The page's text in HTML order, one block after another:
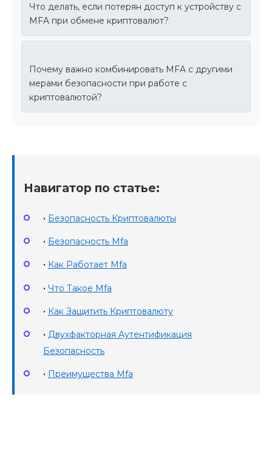
Что делать, если потерян доступ к устройству с
MFA при обмене криптовалют?
Почему важно комбинировать MFA с другими
мерами безопасности при работе с
криптовалютой?
Навигатор по статье:
• Безопасность Криптовалюты
• Безопасность Mfa
• Как Работает Mfa
• Что Такое Mfa
• Как Защитить Криптовалюту
• Двухфакторная Аутентификация
Безопасность
• Преимущества Mfa